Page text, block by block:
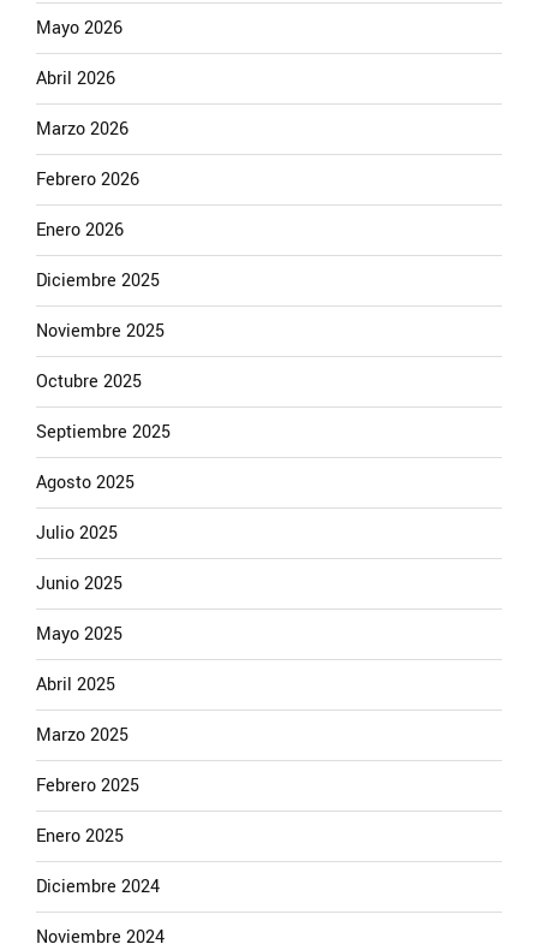
Mayo 2026
Abril 2026
Marzo 2026
Febrero 2026
Enero 2026
Diciembre 2025
Noviembre 2025
Octubre 2025
Septiembre 2025
Agosto 2025
Julio 2025
Junio 2025
Mayo 2025
Abril 2025
Marzo 2025
Febrero 2025
Enero 2025
Diciembre 2024
Noviembre 2024